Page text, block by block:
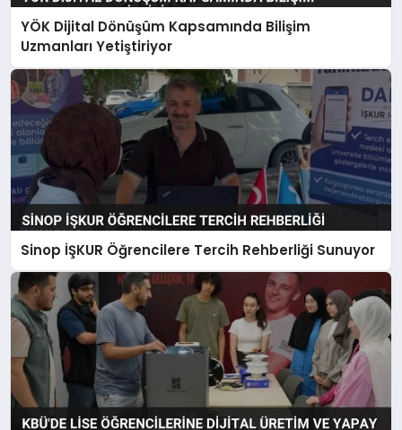
YÖK Dijital Dönüşüm Kapsamında Bilişim
Uzmanları Yetiştiriyor
Sinop İŞKUR Öğrencilere Tercih Rehberliği Sunuyor